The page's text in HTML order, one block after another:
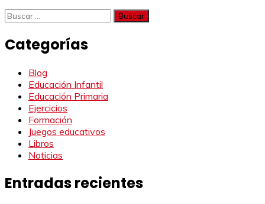
Buscar:
Categorías
Blog
Educación Infantil
Educación Primaria
Ejercicios
Formación
Juegos educativos
Libros
Noticias
Entradas recientes